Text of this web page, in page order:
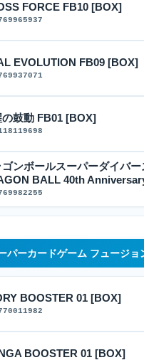
FORCE FB10 [BOX]
EVOLUTION FB09 [BOX]
の鼓動 FB01 [BOX]
ゴンボールスーパーダイバ
BALL 40th
パーカードゲーム フュージョ
BOOSTER 01 [BOX]
BOOSTER 01 [BOX]